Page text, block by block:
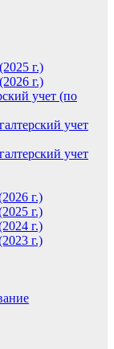
г.)
г.)
учет (по
учет
учет
г.)
г.)
г.)
г.)